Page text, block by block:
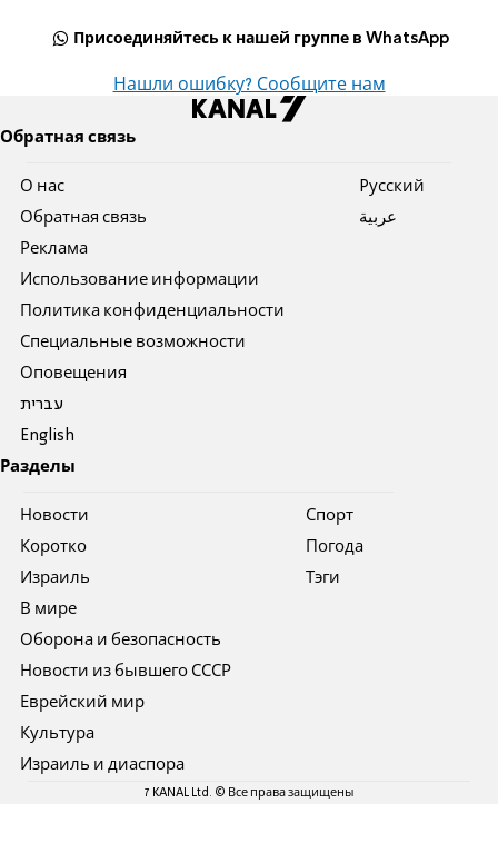
Присоединяйтесь к нашей группе в WhatsApp
Нашли ошибку? Сообщите нам
Обратная связь
О нас
Обратная связь
Реклама
Использование информации
Политика конфиденциальности
Специальные возможности
Оповещения
עברית
English
Pусский
عربية
Разделы
Новости
Коротко
Израиль
В мире
Оборона и безопасность
Новости из бывшего СССР
Еврейский мир
Культура
Израиль и диаспора
Спорт
Погода
Тэги
7 KANAL Ltd. © Все права защищены